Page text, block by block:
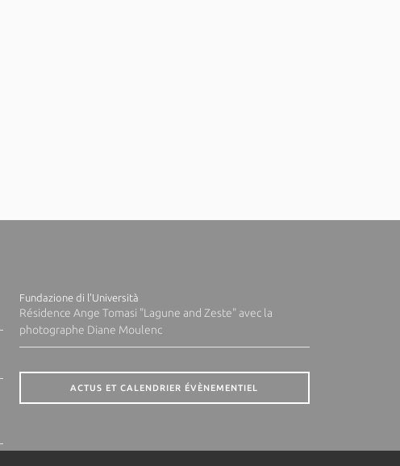
Fundazione di l'Università
Résidence Ange Tomasi "Lagune and Zeste" avec la
photographe Diane Moulenc
ACTUS ET CALENDRIER ÉVÈNEMENTIEL